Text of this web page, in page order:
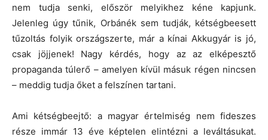
nem tudja senki, először melyikhez kéne kapjunk.
Jelenleg úgy tűnik, Orbánék sem tudják, kétségbeesett
tűzoltás folyik országszerte, már a kínai Akkugyár is jó,
csak jöjjenek! Nagy kérdés, hogy az az elképesztő
propaganda túlerő – amelyen kívül másuk régen nincsen
– meddig tudja őket a felszínen tartani.
Ami kétségbeejtő: a magyar értelmiség nem fideszes
része immár 13 éve képtelen elintézni a leváltásukat.